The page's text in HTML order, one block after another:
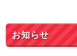
お知らせ